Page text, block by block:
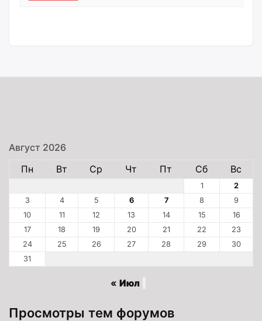
Август 2026
Пн
Вт Ср Чт Пт Сб Вс
1
2
3
4 5 6 7 8
9
10
11 12 13 14 15
16
17
18 19 20 21 22
23
24
25 26 27 28 29
30
31
« Июл
Просмотры тем форумов